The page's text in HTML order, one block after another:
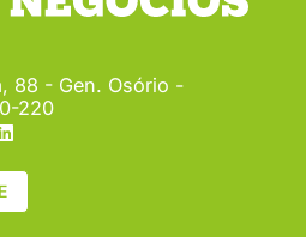
88 - Gen. Osório -
220